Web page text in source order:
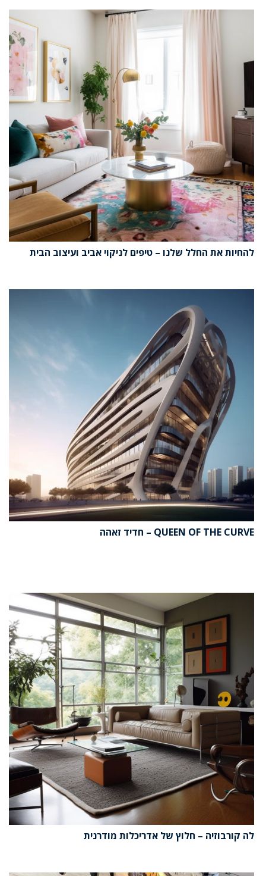
להחיות את החלל שלנו – טיפים לניקוי אביב ועיצוב הבית
QUEEN OF THE CURVE – חדיד זאהה
לה קורבוזיה – חלוץ של אדריכלות מודרנית